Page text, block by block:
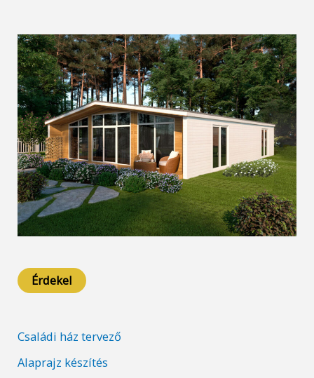
Érdekel
Családi ház tervező
Alaprajz készítés